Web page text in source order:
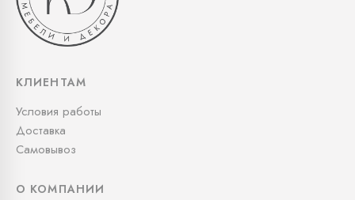
КЛИЕНТАМ
Условия работы
Доставка
Самовывоз
О КОМПАНИИ